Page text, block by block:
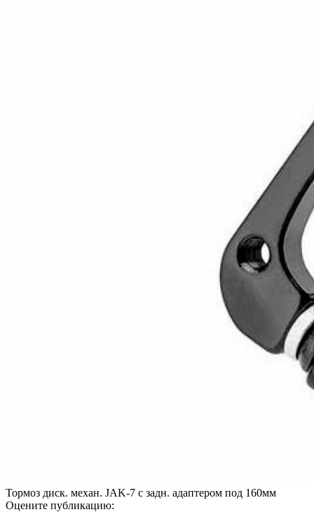
Тормоз диск. механ. JAK-7 c задн. адаптером под 160мм
Оцените публикацию: